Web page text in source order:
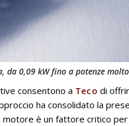
0,09 kW fino a potenze
consentono a Teco di
ha consolidato la
è un fattore critico